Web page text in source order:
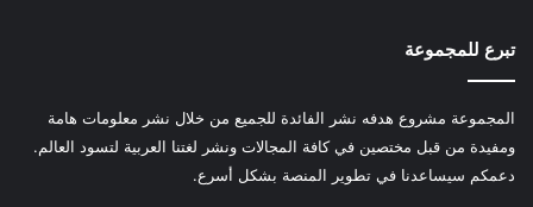
تبرع للمجموعة
المجموعة مشروع هدفه نشر الفائدة للجميع من خلال نشر معلومات هامة
ومفيدة من قبل مختصين في كافة المجالات ونشر لغتنا العربية لتسود العالم.
دعمكم سيساعدنا في تطوير المنصة بشكل أسرع.